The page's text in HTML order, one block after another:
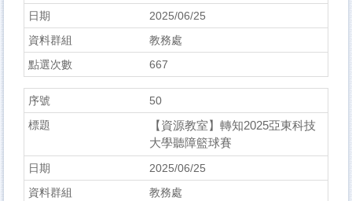
2025/06/25
教務處
667
50
【資源教室】轉知2025亞東科技
大學聽障籃球賽
2025/06/25
教務處